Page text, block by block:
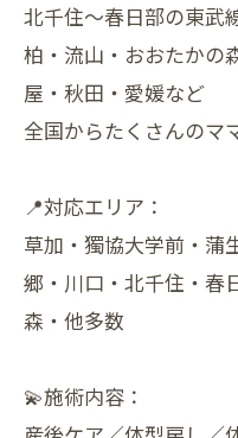
北千住～春日部の東武
柏・流山・おおたかの
屋・秋田・愛媛など
全国からたくさんのマ
📍対応エリア：
草加・獨協大学前・蒲
郷・川口・北千住・春
森・他多数
💫施術内容：